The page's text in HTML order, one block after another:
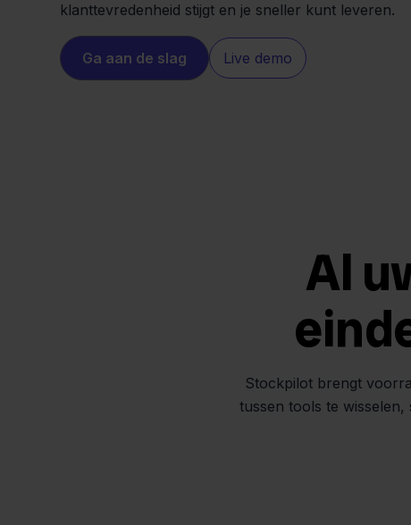
klanttevredenheid stijgt en je sneller kunt leveren.
Ga aan de slag
Live demo
Al
Stockpilot brengt
tussen tools te